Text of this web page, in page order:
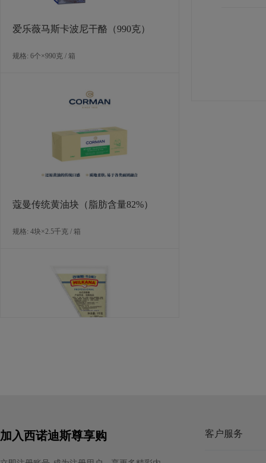
爱乐薇马斯卡波尼干酪（990克）
规格: 6个×990克 / 箱
蔻曼传统黄油块（脂肪含量82%）
规格: 4块×2.5千克 / 箱
加入西诺迪斯尊享购 客户服务